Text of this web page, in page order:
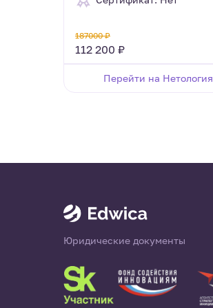
187000 ₽
112 200 ₽
Перейти на Нетология
Юридические документы